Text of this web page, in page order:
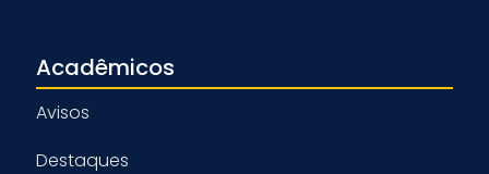
Acadêmicos
Avisos
Destaques